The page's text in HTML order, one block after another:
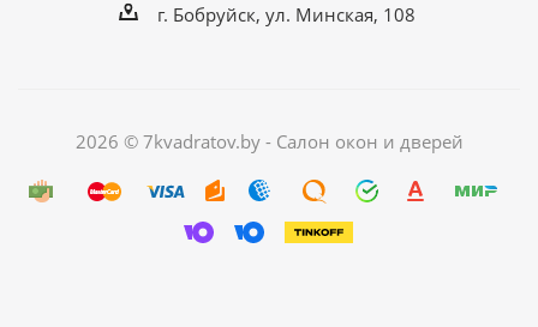
г. Бобруйск, ул. Минская, 108
2026 © 7kvadratov.by - Салон окон и дверей